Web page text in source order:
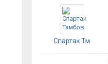
Спартак Тм